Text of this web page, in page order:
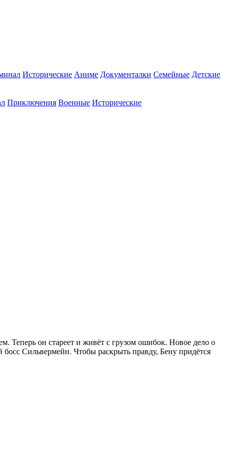
Исторические Аниме Документалки Семейные Детские
Приключения Военные Исторические
Теперь он стареет и живёт с грузом ошибок. Новое дело о
Сильвермейн. Чтобы раскрыть правду, Бену придётся